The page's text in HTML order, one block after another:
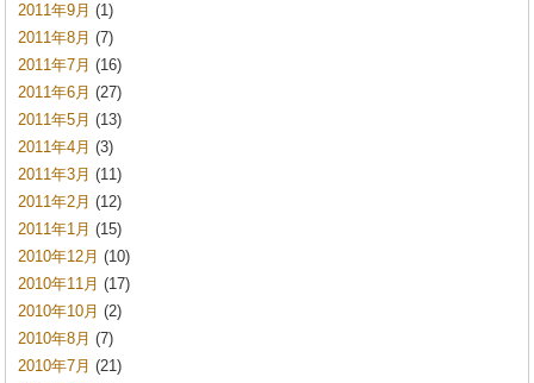
2011年9月 (1)
2011年8月 (7)
2011年7月 (16)
2011年6月 (27)
2011年5月 (13)
2011年4月 (3)
2011年3月 (11)
2011年2月 (12)
2011年1月 (15)
2010年12月 (10)
2010年11月 (17)
2010年10月 (2)
2010年8月 (7)
2010年7月 (21)